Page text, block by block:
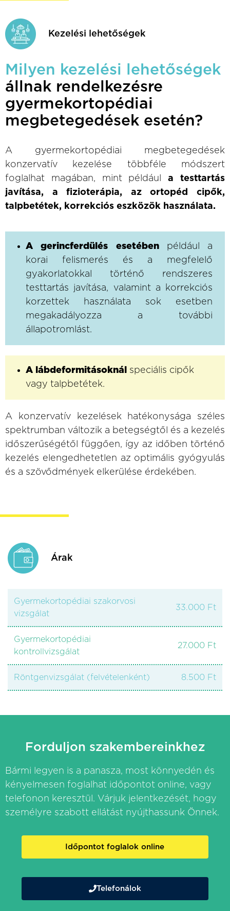
Kezelési lehetőségek
Milyen kezelési lehetőségek
állnak rendelkezésre
gyermekortopédiai
megbetegedések esetén?
A gyermekortopédiai megbetegedések
konzervatív kezelése többféle módszert
foglalhat magában, mint példáula testtartás
javítása, a fizioterápia, az ortopéd cipők,
talpbetétek, korrekciós eszközök használata.
A gerincferdülés esetébenpéldául a
korai felismerés és a megfelelő
gyakorlatokkal történő rendszeres
testtartás javítása, valamint a korrekciós
korzettek használata sok esetben
megakadályozza a további
állapotromlást.
A lábdeformitásoknál
speciális cipők
vagy talpbetétek.
A konzervatív kezelések hatékonysága széles
spektrumban változik a betegségtől és a kezelés
időszerűségétől függően, így az időben történő
kezelés elengedhetetlen az optimális gyógyulás
és a szövődmények elkerülése érdekében.
Árak
Gyermekortopédiai szakorvosi
vizsgálat
33.000 Ft
Gyermekortopédiai
kontrollvizsgálat
27.000 Ft
Röntgenvizsgálat (felvételenként) 8.500 Ft
Forduljon szakembereinkhez
Bármi legyen is a panasza, most könnyedén és
kényelmesen foglalhat időpontot online, vagy
telefonon keresztül. Várjuk jelentkezését, hogy
személyre szabott ellátást nyújthassunk Önnek.
Időpontot foglalok online
Telefonálok